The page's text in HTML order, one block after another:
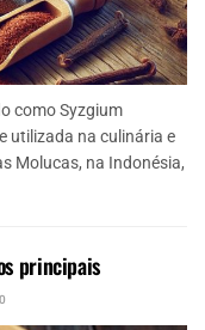
como Syzgium
utilizada na culinária e
Molucas, na Indonésia,
principais
0